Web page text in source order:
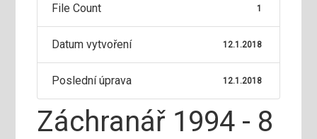
File Count 1
Datum vytvoření 12.1.2018
Poslední úprava 12.1.2018
Záchranář 1994 - 8